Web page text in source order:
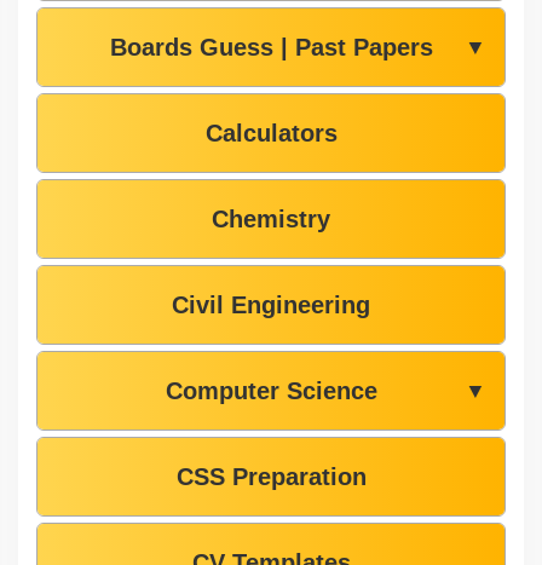
Boards Guess | Past Papers ▼
Calculators
Chemistry
Civil Engineering
Computer Science ▼
CSS Preparation